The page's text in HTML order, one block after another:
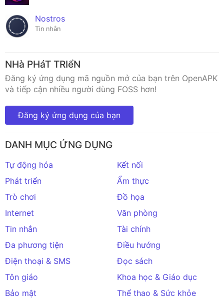
Nostros
Tin nhắn
NHà PHáT TRIểN
Đăng ký ứng dụng mã nguồn mở của bạn trên OpenAPK
và tiếp cận nhiều người dùng FOSS hơn!
Đăng ký ứng dụng của bạn
DANH MỤC ỨNG DỤNG
Tự động hóa
Kết nối
Phát triển
Ẩm thực
Trò chơi
Đồ họa
Internet
Văn phòng
Tin nhắn
Tài chính
Đa phương tiện
Điều hướng
Điện thoại & SMS
Đọc sách
Tôn giáo
Khoa học & Giáo dục
Bảo mật
Thể thao & Sức khỏe